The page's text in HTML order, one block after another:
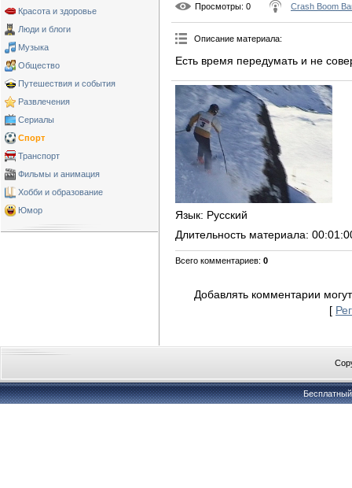
Красота и здоровье
Люди и блоги
Музыка
Общество
Путешествия и события
Развлечения
Сериалы
Спорт
Транспорт
Фильмы и анимация
Хобби и образование
Юмор
Просмотры: 0 Crash Boom
Описание материала:
Есть время передумать и не
Язык: Русский
Длительность материала:
Всего комментариев: 0
Добавлять комментарии
[